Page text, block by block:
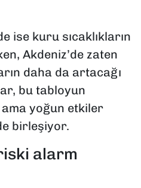
ise kuru sıcaklıkların
Akdeniz’de zaten
daha da artacağı
bu tabloyun
yoğun etkiler
birleşiyor.
alarm